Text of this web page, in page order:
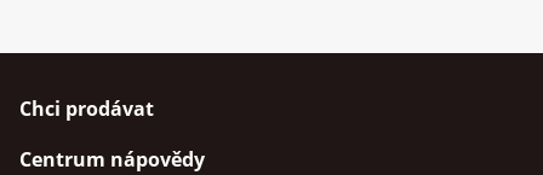
Chci prodávat
Centrum nápovědy